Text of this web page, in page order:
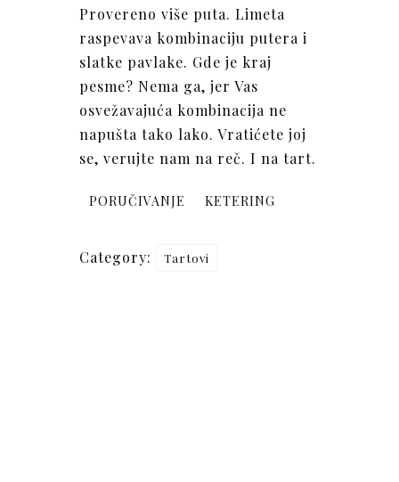
Provereno više puta. Limeta
raspevava kombinaciju putera i
slatke pavlake. Gde je kraj
pesme? Nema ga, jer Vas
osvežavajuća kombinacija ne
napušta tako lako. Vratićete joj
se, verujte nam na reč. I na tart.
PORUČIVANJE KETERING
Category: Tartovi